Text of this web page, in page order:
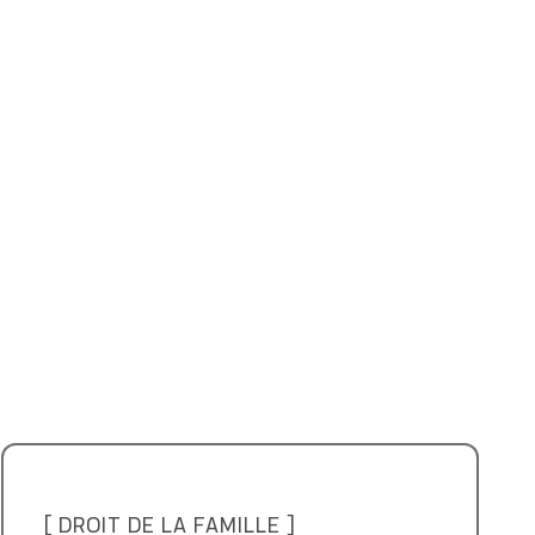
[ DROIT DE LA FAMILLE ]